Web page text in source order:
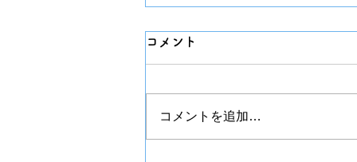
チプカシ
コメント
コメントを追加…